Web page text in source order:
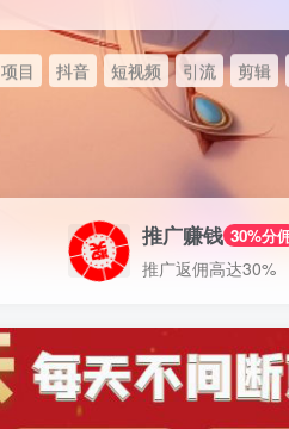
项目 抖音 短视频 引流 剪辑
推广赚钱 30%分
推广返佣高达30%